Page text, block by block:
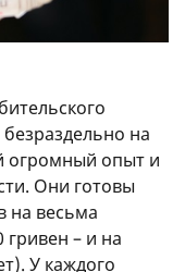
на
огромный опыт и
Они готовы
на весьма
– и на
У каждого